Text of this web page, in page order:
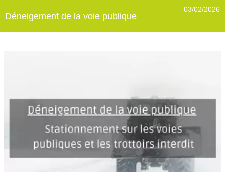
Déneigement de la voie publique
03/02/2026